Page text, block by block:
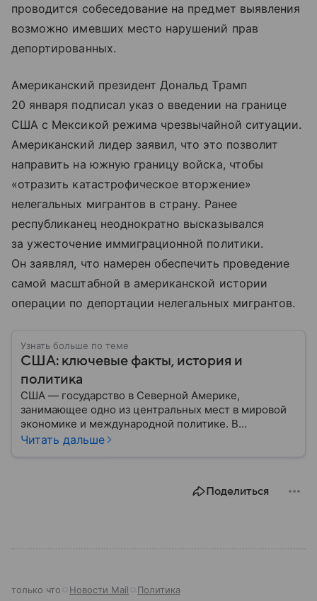
проводится собеседование на предмет выявления
возможно имевших место нарушений прав
депортированных.
Американский президент Дональд Трамп
20 января подписал указ о введении на границе
США с Мексикой режима чрезвычайной ситуации.
Американский лидер заявил, что это позволит
направить на южную границу войска, чтобы
«отразить катастрофическое вторжение»
нелегальных мигрантов в страну. Ранее
республиканец неоднократно высказывался
за ужесточение иммиграционной политики.
Он заявлял, что намерен обеспечить проведение
самой масштабной в американской истории
операции по депортации нелегальных мигрантов.
Узнать больше по теме
США: ключевые факты, история и
политика
США — государство в Северной Америке,
занимающее одно из центральных мест в мировой
экономике и международной политике. В
материале — основные сведения об этой стране.
Читать дальше
Поделиться
только что Новости Mail Политика